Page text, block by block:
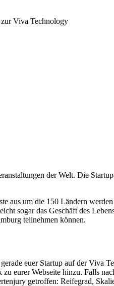
Viva Technology
der Welt. Die
aus um die 150 Ländern
sogar das Geschäft des
teilnehmen können.
euer Startup auf der Viva
eurer Webseite hinzu. Falls
getroffen: Reifegrad,